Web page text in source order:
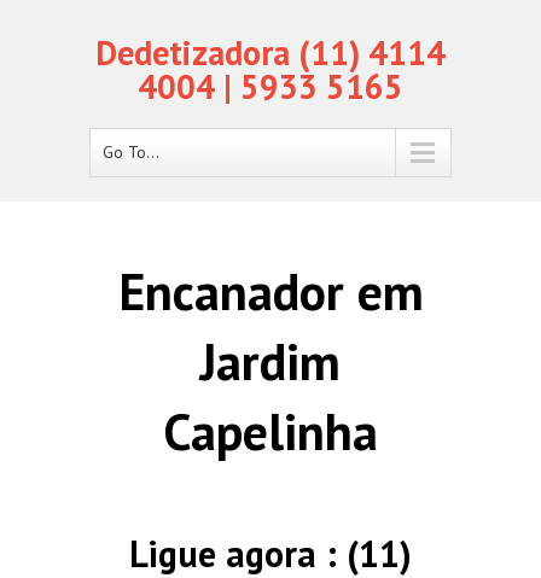
Dedetizadora (11) 4114
4004 | 5933 5165
Go To...
Encanador em
Jardim
Capelinha
Ligue agora : (11)